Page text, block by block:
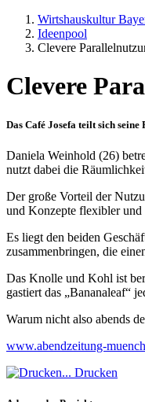
Wirtshauskultur
Ideenpool
Clevere
Clevere
Das Café Josefa teilt sich
Daniela Weinhold (26)
nutzt dabei die
Der große Vorteil der
und Konzepte flexibler und
Es liegt den beiden
zusammenbringen, die
Das Knolle und Kohl ist
gastiert das „Bananaleaf“
Warum nicht also abends
www.abendzeitung-
Drucken